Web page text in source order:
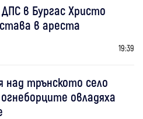
в Бургас Христо
в ареста
19:39
над трънското село
овладяха